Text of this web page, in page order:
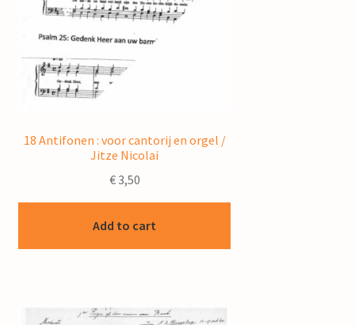
18 Antifonen : voor cantorij en orgel /
Jitze Nicolai
€3,50
Add to cart